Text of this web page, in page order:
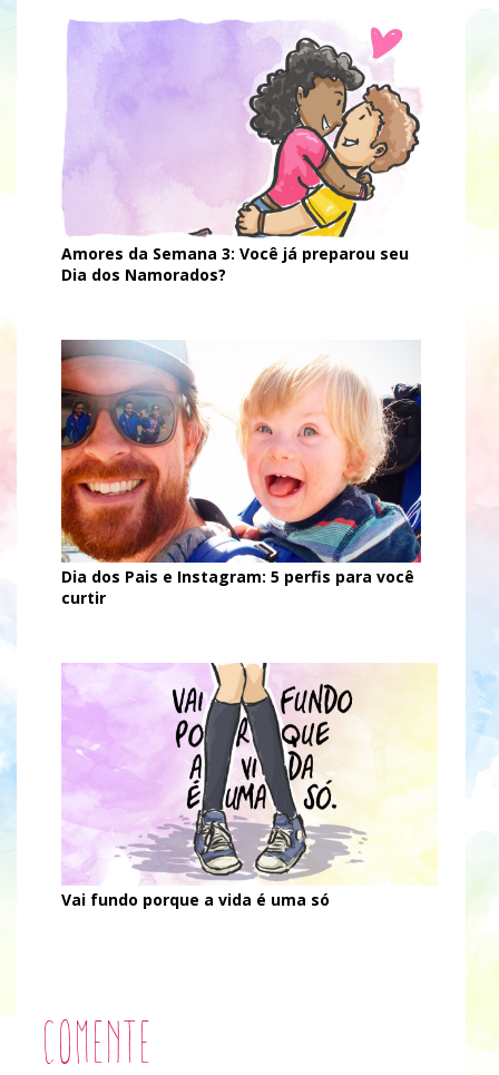
Amores da Semana 3: Você já preparou seu
Dia dos Namorados?
Dia dos Pais e Instagram: 5 perfis para você
curtir
Vai fundo porque a vida é uma só
Comente